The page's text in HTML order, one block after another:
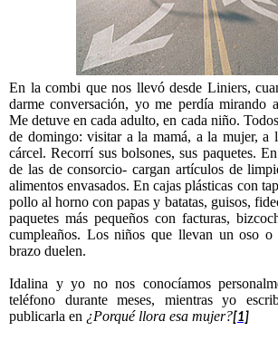
En la combi que nos llevó desde Liniers,
darme conversación, yo me perdía mirando
Me detuve en cada adulto, en cada niño.
de domingo: visitar a la mamá, a la mujer, a
cárcel. Recorrí sus bolsones, sus paquetes.
de las de consorcio- cargan artículos de
alimentos envasados. En cajas plásticas con
pollo al horno con papas y batatas, guisos,
paquetes más pequeños con facturas,
cumpleaños. Los niños que llevan un oso
brazo duelen.
Idalina y yo no nos conocíamos
teléfono durante meses, mientras yo
publicarla en ¿Porqué llora esa mujer?[1]